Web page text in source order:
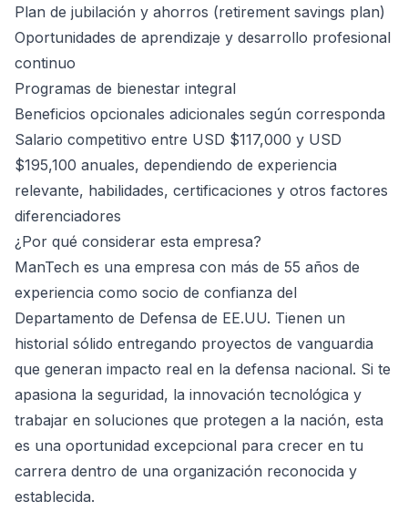
Plan de jubilación y ahorros (retirement savings plan)
Oportunidades de aprendizaje y desarrollo profesional
continuo
Programas de bienestar integral
Beneficios opcionales adicionales según corresponda
Salario competitivo entre USD $117,000 y USD
$195,100 anuales, dependiendo de experiencia
relevante, habilidades, certificaciones y otros factores
diferenciadores
¿Por qué considerar esta empresa?
ManTech es una empresa con más de 55 años de
experiencia como socio de confianza del
Departamento de Defensa de EE.UU. Tienen un
historial sólido entregando proyectos de vanguardia
que generan impacto real en la defensa nacional. Si te
apasiona la seguridad, la innovación tecnológica y
trabajar en soluciones que protegen a la nación, esta
es una oportunidad excepcional para crecer en tu
carrera dentro de una organización reconocida y
establecida.